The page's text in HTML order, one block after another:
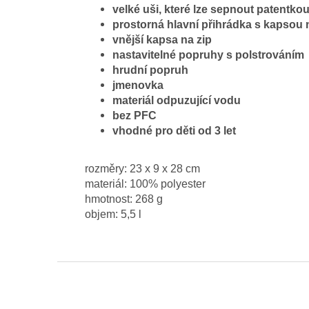
velké uši, které lze sepnout
prostorná hlavní přihrádka s kapsou
vnější kapsa na zip
nastavitelné popruhy s polstrováním
hrudní popruh
jmenovka
materiál odpuzující vodu
bez PFC
vhodné pro děti od 3 let
rozměry: 23 x 9 x 28 cm
materiál: 100% polyester
hmotnost: 268 g
objem: 5,5 l